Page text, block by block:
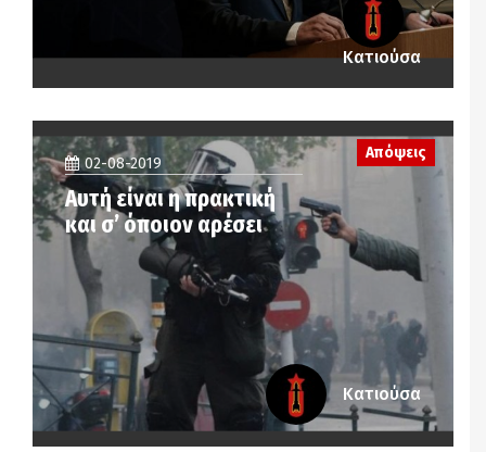
Κατιούσα
02-08-2019
Αυτή είναι η πρακτική
και σ’ όποιον αρέσει
Απόψεις
Κατιούσα